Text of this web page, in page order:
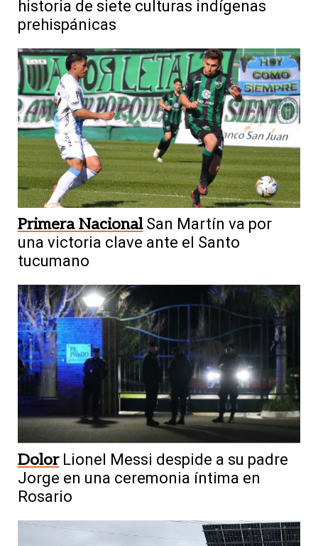
historia de siete culturas indígenas
prehispánicas
Primera Nacional San Martín va por
una victoria clave ante el Santo
tucumano
Dolor Lionel Messi despide a su padre
Jorge en una ceremonia íntima en
Rosario